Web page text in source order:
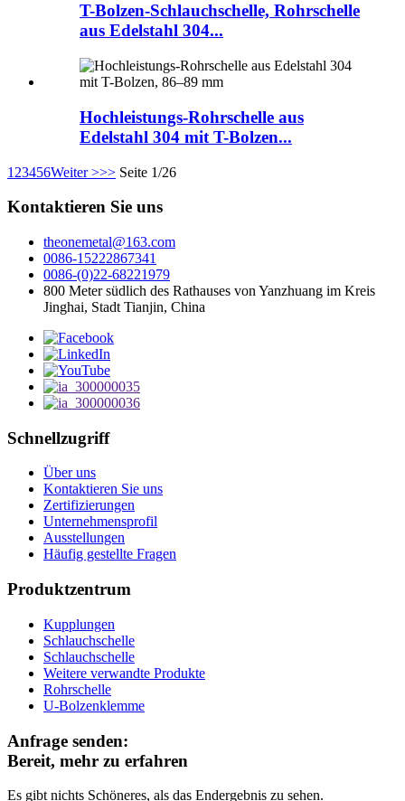
T-Bolzen-Schlauchschelle, Rohrschelle
aus Edelstahl 304...
Hochleistungs-Rohrschelle aus
Edelstahl 304 mit T-Bolzen...
1 23456Weiter >>> Seite 1/26
Kontaktieren Sie uns
theonemetal@163.com
0086-15222867341
0086-(0)22-68221979
800 Meter südlich des Rathauses von Yanzhuang im Kreis
Jinghai, Stadt Tianjin, China
Schnellzugriff
Über uns
Kontaktieren Sie uns
Zertifizierungen
Unternehmensprofil
Ausstellungen
Häufig gestellte Fragen
Produktzentrum
Kupplungen
Schlauchschelle
Schlauchschelle
Weitere verwandte Produkte
Rohrschelle
U-Bolzenklemme
Anfrage senden:
Bereit, mehr zu erfahren
Es gibt nichts Schöneres, als das Endergebnis zu sehen.